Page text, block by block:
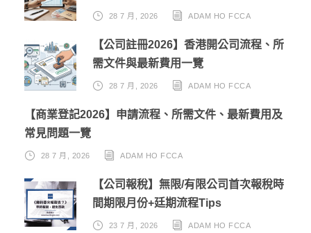
28 7 月, 2026 ADAM HO FCCA
【公司註冊2026】香港開公司流程、所
需文件與最新費用一覽
28 7 月, 2026 ADAM HO FCCA
【商業登記2026】申請流程、所需文件、最新費用及
常見問題一覽
28 7 月, 2026 ADAM HO FCCA
【公司報稅】無限/有限公司首次報稅時
間期限月份+廷期流程Tips
23 7 月, 2026 ADAM HO FCCA